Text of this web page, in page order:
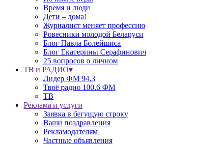
Время и люди
Дети – дома!
Журналист меняет профессию
Ровесники молодой Беларуси
Блог Павла Болейшиса
Блог Екатерины Серафинович
25 вопросов о личном
ТВ и РАДИО▾
Лидер ФМ 94.3
Твоё радио 100.6 ФМ
ТВ
Реклама и услуги
Заявка в бегущую строку
Ваши поздравления
Рекламодателям
Частные объявления